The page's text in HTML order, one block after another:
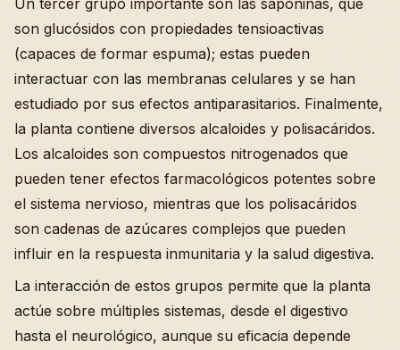
son glucósidos con propiedades tensioactivas
(capaces de formar espuma); estas pueden
interactuar con las membranas celulares y se han
estudiado por sus efectos antiparasitarios. Finalmente,
la planta contiene diversos alcaloides y polisacáridos.
Los alcaloides son compuestos nitrogenados que
pueden tener efectos farmacológicos potentes sobre
el sistema nervioso, mientras que los polisacáridos
son cadenas de azúcares complejos que pueden
influir en la respuesta inmunitaria y la salud digestiva.
La interacción de estos grupos permite que la planta
actúe sobre múltiples sistemas, desde el digestivo
hasta el neurológico, aunque su eficacia depende